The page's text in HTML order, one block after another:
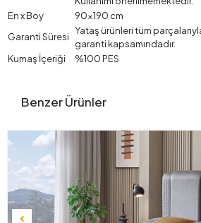
En x Boy
90x190 cm
Garanti Süresi
Yataş ürünleri tüm
garanti kapsamındadır.
Kumaş İçeriği
%100 PES
Benzer Ürünler